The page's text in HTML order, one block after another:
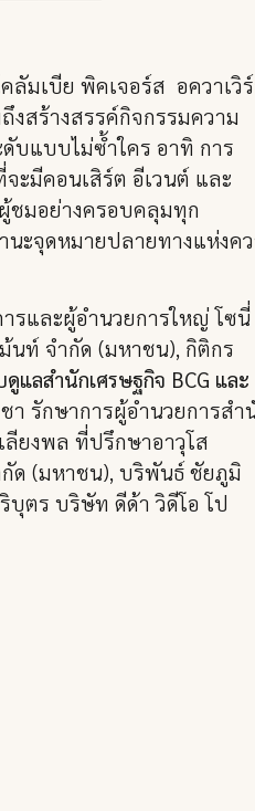
ลัมเบีย พิคเจอร์ส อควาเวิ
สร้างสรรค์กิจกรรมความ
บแบบไม่ซ้ำใคร อาทิ การ
ะมีคอนเสิร์ต อีเวนต์ และ
ชมอย่างครอบคลุมทุก
ะจุดหมายปลายทางแห่งค
รและผู้อำนวยการใหญ่ โซนี่
นท์ จำกัด (มหาชน), กิติกร
ดูแลสำนักเศรษฐกิจ BCG และ
า รักษาการผู้อำนวยการสำ
ยงพล ที่ปรึกษาอาวุโส
ด (มหาชน), บริพันธ์ ชัยภูมิ
ตร บริษัท ดีด้า วิดีโอ โป